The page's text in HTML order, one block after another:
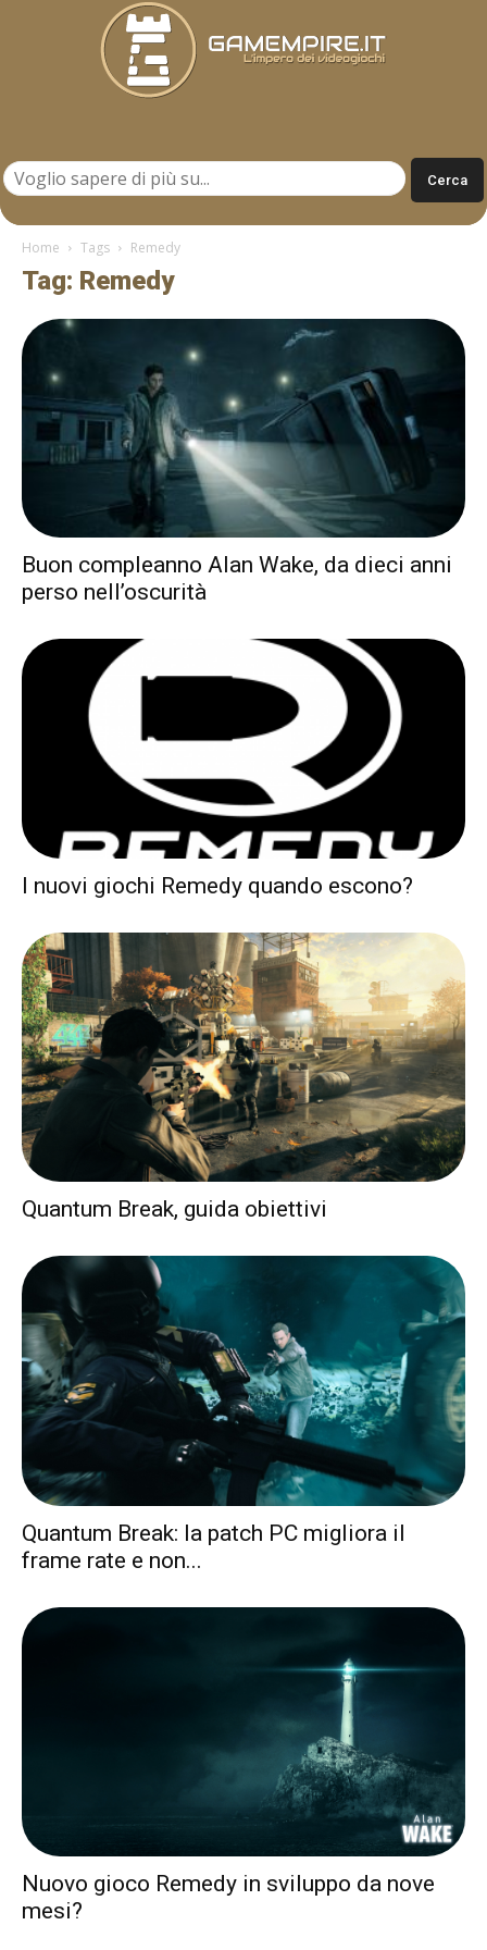
Home Tags Remedy
Tag: Remedy
Buon compleanno Alan Wake, da dieci anni
perso nell’oscurità
I nuovi giochi Remedy quando escono?
Quantum Break, guida obiettivi
Quantum Break: la patch PC migliora il
frame rate e non...
Nuovo gioco Remedy in sviluppo da nove
mesi?